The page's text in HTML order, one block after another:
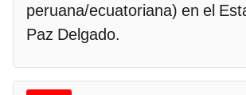
peruana/ecuatoriana) en el
Paz Delgado.